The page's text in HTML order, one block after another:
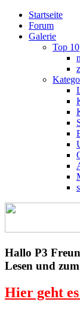
Startseite
Forum
Galerie
Top 10
Hallo P3
Lesen und
Hier geht